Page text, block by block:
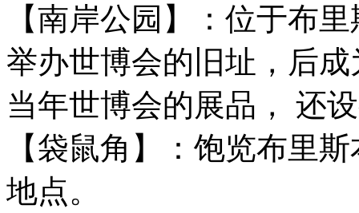
【南岸公园】：位于布
举办世博会的旧址，后
当年世博会的展品， 还
【袋鼠角】：饱览布里
地点。